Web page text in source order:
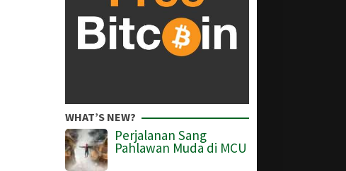
WHAT’S NEW?
Perjalanan Sang
Pahlawan Muda di MCU